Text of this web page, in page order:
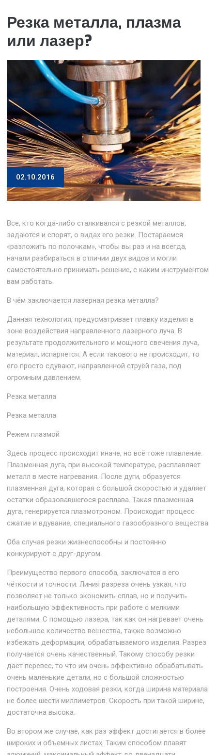
Резка металла, плазма
или лазер?
02.10.2016
Все, кто когда-либо сталкивался с резкой металлов,
задаются и спорят, о видах его резки. Постараемся
«разложить по полочкам», чтобы вы раз и на всегда,
начали разбираться в отличии двух видов и могли
самостоятельно принимать решение, с каким инструментом
вам работать.
В чём заключается лазерная резка металла?
Данная технология, предусматривает плавку изделия в
зоне воздействия направленного лазерного луча. В
результате продолжительного и мощного свечения луча,
материал, испаряется. А если такового не происходит, то
его просто сдувают, направленной струёй газа, под
огромным давлением.
Резка металла
Резка металла
Режем плазмой
Здесь процесс происходит иначе, но всё тоже плавление.
Плазменная дуга, при высокой температуре, расплавляет
металл в месте нагревания. После дуги, образуется
плазменная дуга, которая с большой скоростью и удаляет
остатки образовавшегося расплава. Такая плазменная
дуга, генерируется плазмотроном. Происходит процесс
сжатие и вдувание, специального газообразного вещества.
Оба случая резки жизнеспособны и постоянно
конкурируют с друг-другом.
Преимущество первого способа, заключатся в его
чёткости и точности. Линия разреза очень узкая, что
позволяет не только экономить сплав, но и получить
наибольшую эффективность при работе с мелкими
деталями. С помощью лазера, так как он нагревает очень
небольшое количество вещества, также возможно
избежать деформации, обрабатываемого изделия. Разрез
получается очень качественный. Такому способу резки
даёт перевес, то что им очень эффективно обрабатывать
очень маленькие детали, но с большой сложностью
построения. Очень ходовая резки, когда ширина материала
не более шести миллиметров. Скорость при такой ширине,
достаточна высока.
Во втором же случае, как раз эффект достигается в более
широких и объемных листах. Таким способом плавят